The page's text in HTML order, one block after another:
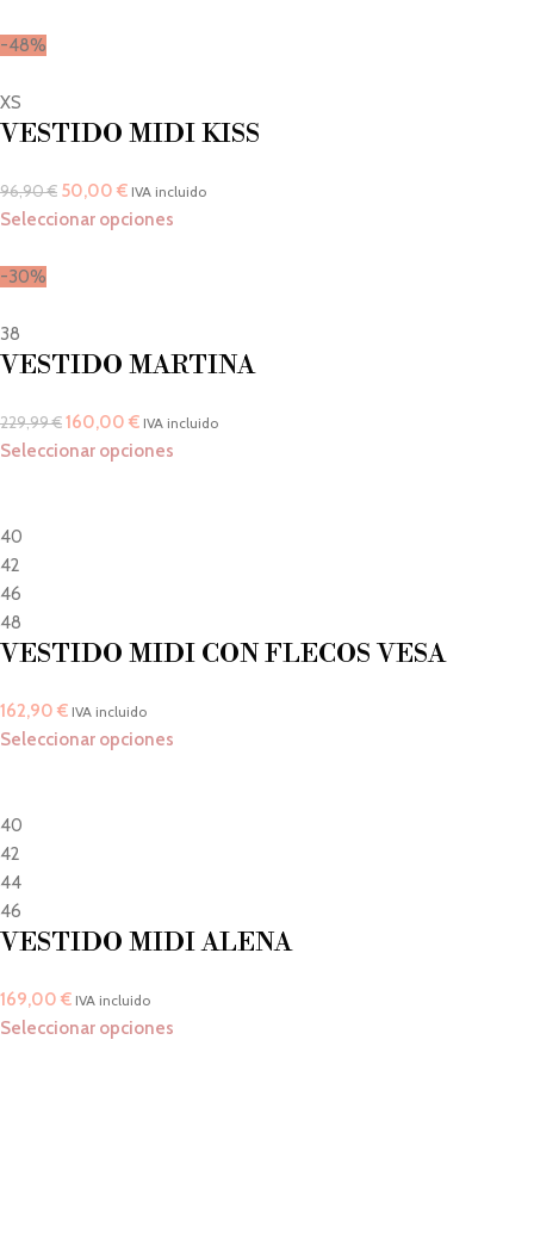
-48%
XS
VESTIDO MIDI KISS
96,90€ 50,00 € IVA incluido
Seleccionar opciones
-30%
38
VESTIDO MARTINA
229,99€160,00 € IVA incluido
Seleccionar opciones
40
42
46
48
VESTIDO MIDI CON FLECOS VESA
162,90 € IVA incluido
Seleccionar opciones
40
42
44
46
VESTIDO MIDI ALENA
169,00 € IVA incluido
Seleccionar opciones